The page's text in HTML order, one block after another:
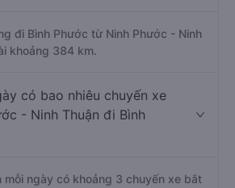
đi Bình Phước từ Ninh Phước - Ninh
khoảng 384 km.
có bao nhiêu chuyến xe
- Ninh Thuận đi Bình
mỗi ngày có khoảng 3 chuyến xe bắt